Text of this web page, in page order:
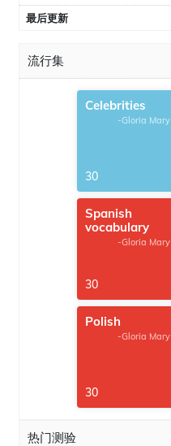
最后更新
流行集
Celebrities
-Gloria Mary
30
Spanish
vocabulary
-Gloria Mary
30
Polish
-Gloria Mary
30
热门测验